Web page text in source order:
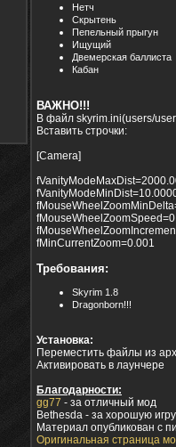
Нетч
Скрытень
Пепельный прыгун
Ищущий
Двемерская баллиста
Кабан
ВАЖНО!!!
В файл skyrim.ini(users/
Вставить строчки:
[Camera]
fMinCurrentZoom=0.001
Требования:
Skyrim 1.8
Dragonborn!!!
Установка:
Переместить файлы из
Активировать в лаунчере
Благодарности:
gg77 - за отличный мод
Bethesda - за хорошую игру
Материал опубликован с
Оригинальная страница